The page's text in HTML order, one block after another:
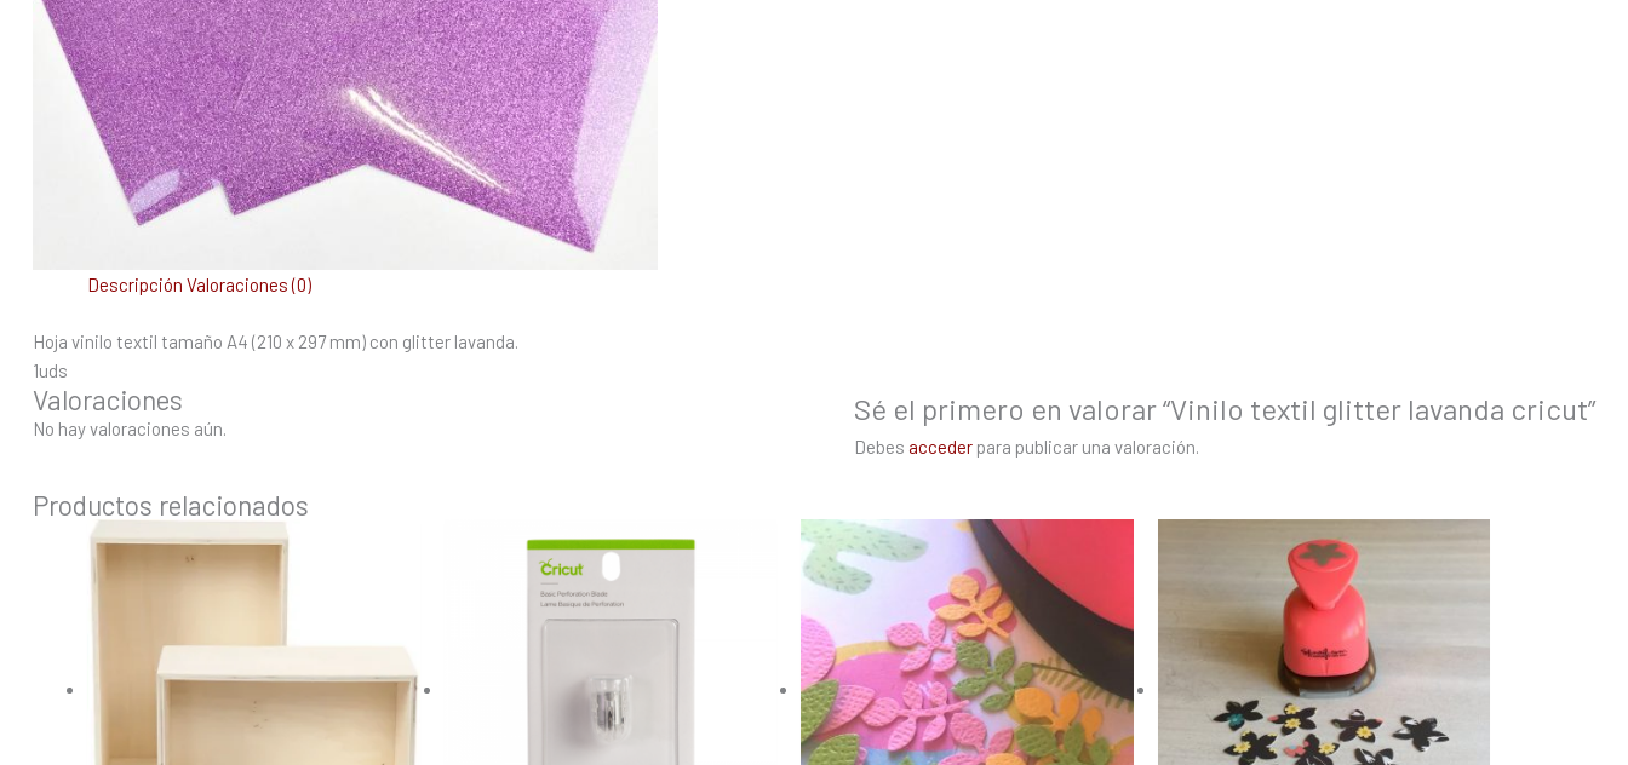
Descripción Valoraciones (0)
Hoja vinilo textil tamaño A4 (210 x 297 mm) con glitter lavanda.
1uds
Valoraciones
No hay valoraciones aún.
Sé el primero en valorar “Vinilo textil glitter lavanda cricut”
Debes acceder para publicar una valoración.
Productos relacionados